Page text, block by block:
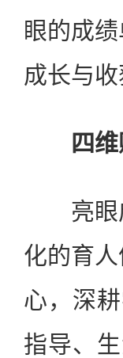
眼的成
成长与
四
亮眼成
化的育
心，深
指导、